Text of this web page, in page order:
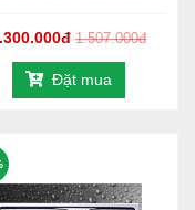
1.507.000đ
Đặt mua